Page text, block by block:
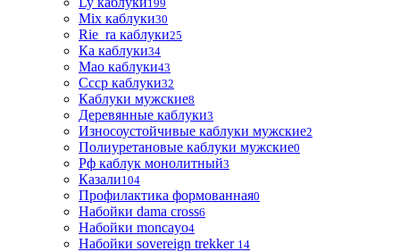
199
Mix каблуки30
Rie_ra каблуки25
Ка каблуки34
Мао каблуки43
Ссср каблуки32
Каблуки мужские8
Деревянные каблуки3
Износоустойчивые каблуки мужские2
Полиуретановые каблуки мужские0
Рф каблук монолитный3
Казали104
Профилактика формованная0
Набойки dama cross6
Набойки moncayo4
Набойки sovereign trekker 14